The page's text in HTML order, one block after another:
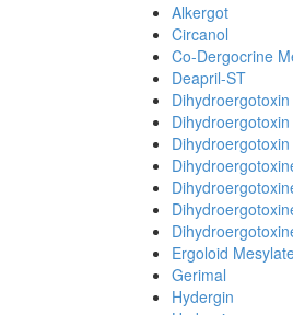
Alkergot
Circanol
Co-Dergocrine
Deapril-ST
Ergoloid
Gerimal
Hydergin